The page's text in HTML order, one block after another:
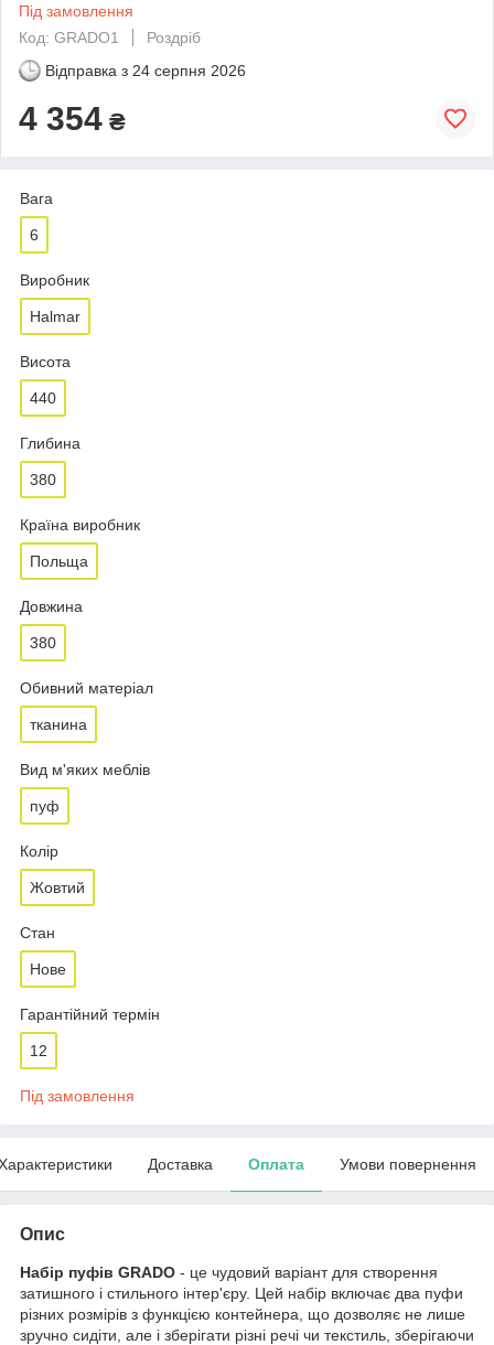
Під замовлення
Код: GRADO1
Роздріб
Відправка з 24 серпня 2026
4 354 ₴
Вага
6
Виробник
Halmar
Висота
440
Глибина
380
Країна виробник
Польща
Довжина
380
Обивний матеріал
тканина
Вид м'яких меблів
пуф
Колір
Жовтий
Стан
Нове
Гарантійний термін
12
Під замовлення
Доставка Оплата Умови повернення
Опис
Набір пуфів GRADO - це чудовий варіант для створення
затишного і стильного інтер'єру. Цей набір включає два пуфи
різних розмірів з функцією контейнера, що дозволяє не лише
зручно сидіти, але і зберігати різні речі чи текстиль, зберігаючи